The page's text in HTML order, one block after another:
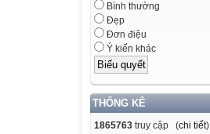
Bình thường
Đẹp
Đơn điệu
Ý kiến khác
THỐNG KÊ
1865763 truy cập (chi tiết)